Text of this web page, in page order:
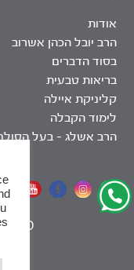
אודות
הרב יובל הכהן אשרוב
בסוד הדברים
בריאות טבעית
קליניקת איילה
לימוד הקבלה
הרב אשלג – בעל
SEO
|